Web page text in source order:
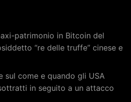
patrimonio in Bitcoin del
“re delle truffe” cinese e
sul come e quando gli USA
in seguito a un attacco